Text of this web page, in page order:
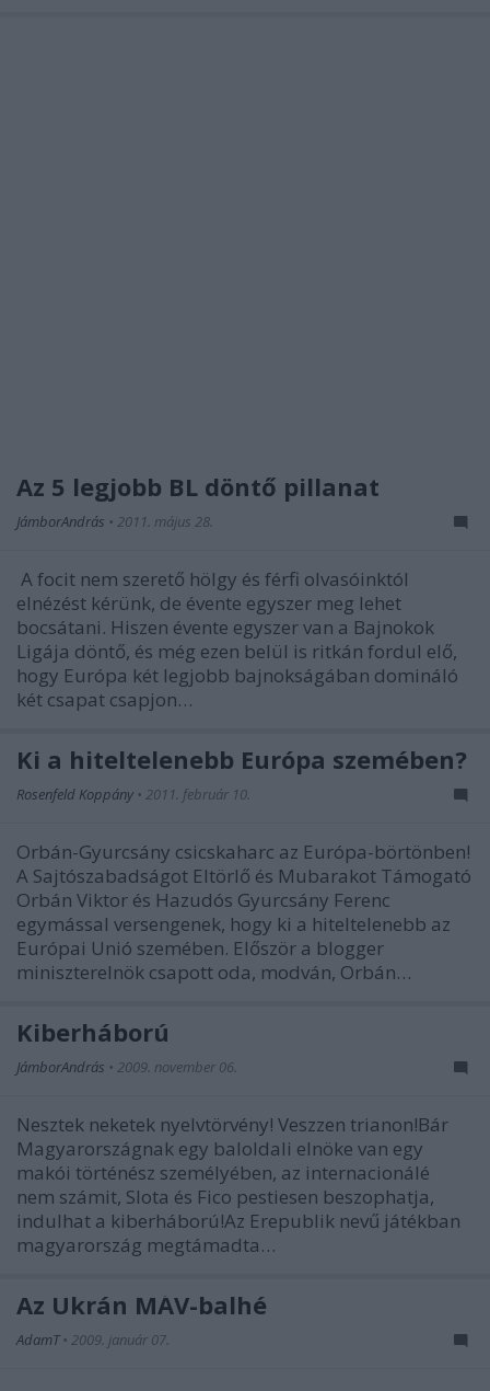
Az 5 legjobb BL döntő pillanat
JámborAndrás • 2011. május 28.
A focit nem szerető hölgy és férfi olvasóinktól
elnézést kérünk, de évente egyszer meg lehet
bocsátani. Hiszen évente egyszer van a Bajnokok
Ligája döntő, és még ezen belül is ritkán fordul elő,
hogy Európa két legjobb bajnokságában domináló
két csapat csapjon…
Ki a hiteltelenebb Európa szemében?
Rosenfeld Koppány • 2011. február 10.
Orbán-Gyurcsány csicskaharc az Európa-börtönben!
A Sajtószabadságot Eltörlő és Mubarakot Támogató
Orbán Viktor és Hazudós Gyurcsány Ferenc
egymással versengenek, hogy ki a hiteltelenebb az
Európai Unió szemében. Először a blogger
miniszterelnök csapott oda, modván, Orbán…
Kiberháború
JámborAndrás • 2009. november 06.
Nesztek neketek nyelvtörvény! Veszzen trianon!Bár
Magyarországnak egy baloldali elnöke van egy
makói történész személyében, az internacionálé
nem számit, Slota és Fico pestiesen beszophatja,
indulhat a kiberháború!Az Erepublik nevű játékban
magyarország megtámadta…
Az Ukrán MÁV-balhé
AdamT• 2009. január 07.